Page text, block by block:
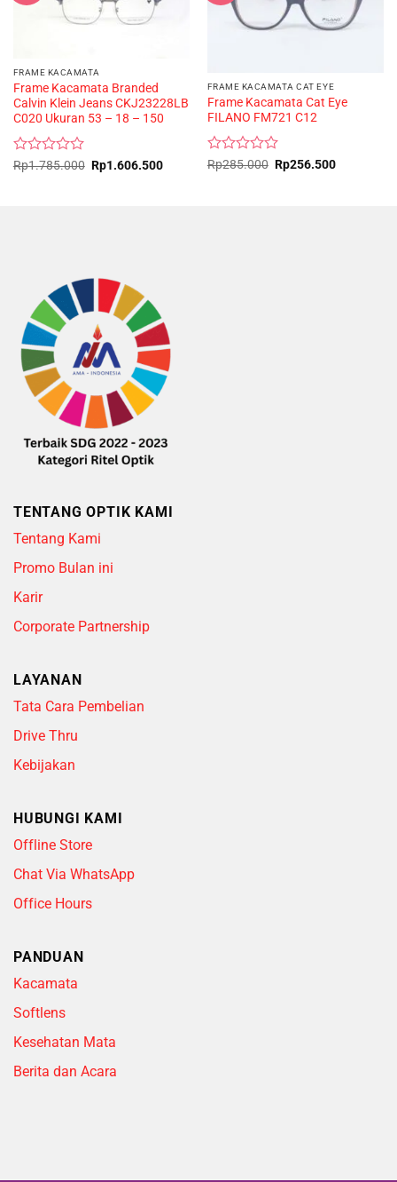
FRAME KACAMATA
Frame Kacamata Branded
Calvin Klein Jeans CKJ23228LB
C020 Ukuran 53 – 18 – 150
Rated
Rp1.785.000 Original
price
Rp1.606.500Current
FRAME KACAMATA CAT EYE
Frame Kacamata Cat Eye
FILANO FM721 C12
Rated
Rp285.000 Original
price
Rp256.500Current
TENTANG OPTIK KAMI
Tentang Kami
Promo Bulan ini
Karir
Corporate Partnership
LAYANAN
Tata Cara Pembelian
Drive Thru
Kebijakan
HUBUNGI KAMI
Offline Store
Chat Via WhatsApp
Office Hours
PANDUAN
Kacamata
Softlens
Kesehatan Mata
Berita dan Acara